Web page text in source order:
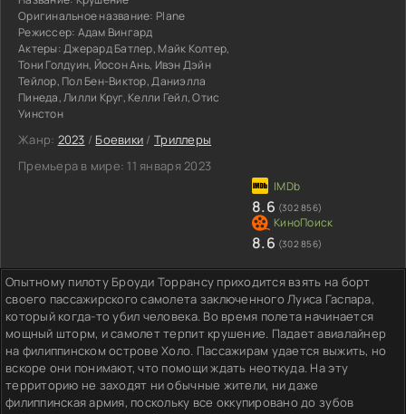
Оригинальное название: Plane
Режиссер: Адам Вингард
Актеры:Джерард Батлер, Майк Колтер,
Тони Голдуин, Йосон Ань, Ивэн Дэйн
Тейлор, Пол Бен-Виктор, Даниэлла
Пинеда, Лилли Круг, Келли Гейл, Отис
Уинстон
Жанр: 2023 / Боевики /Триллеры
Премьера в мире: 11 января 2023
8.6 (302 856)
8.6 (302 856)
Опытному пилоту Броуди Торрансу приходится взять на борт
своего пассажирского самолета заключенного Луиса Гаспара,
который когда-то убил человека. Во время полета начинается
мощный шторм, и самолет терпит крушение. Падает авиалайнер
на филиппинском острове Холо. Пассажирам удается выжить, но
вскоре они понимают, что помощи ждать неоткуда. На эту
территорию не заходят ни обычные жители, ни даже
филиппинская армия, поскольку все оккупировано до зубов